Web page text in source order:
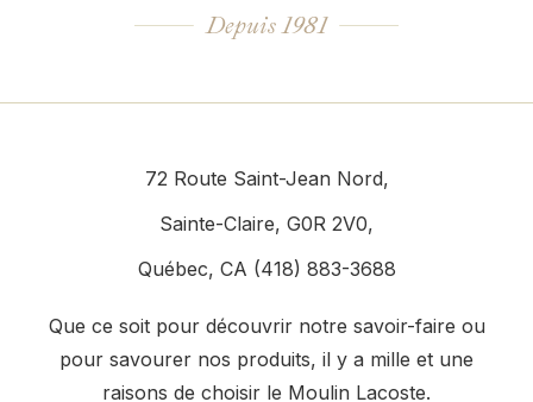
Depuis 1981
72 Route Saint-Jean Nord,
Sainte-Claire, G0R 2V0,
Québec, CA (418) 883-3688
Que ce soit pour découvrir notre savoir-faire ou
pour savourer nos produits, il y a mille et une
raisons de choisir le Moulin Lacoste.